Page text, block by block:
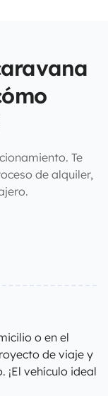
Te
de alquiler,
o en el
de viaje y
¡El vehículo ideal